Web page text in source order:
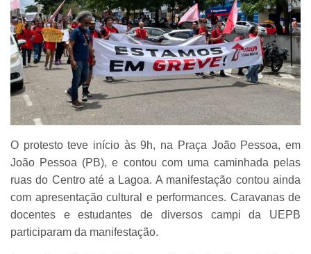
O protesto teve início às 9h, na Praça João Pessoa, em
João Pessoa (PB), e contou com uma caminhada pelas
ruas do Centro até a Lagoa. A manifestação contou ainda
com apresentação cultural e performances. Caravanas de
docentes e estudantes de diversos campi da UEPB
participaram da manifestação.